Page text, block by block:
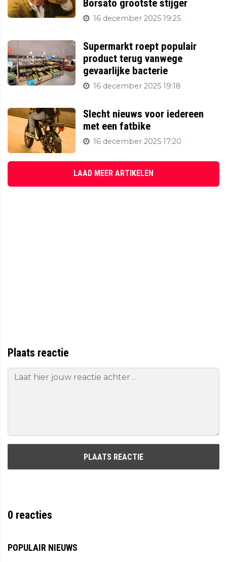
Borsato grootste stijger
16 december 2025 19:25
Supermarkt roept populair
product terug vanwege
gevaarlijke bacterie
16 december 2025 19:18
Slecht nieuws voor iedereen
met een fatbike
16 december 2025 17:20
LAAD MEER ARTIKELEN
Plaats reactie
PLAATS REACTIE
0 reacties
POPULAIR NIEUWS